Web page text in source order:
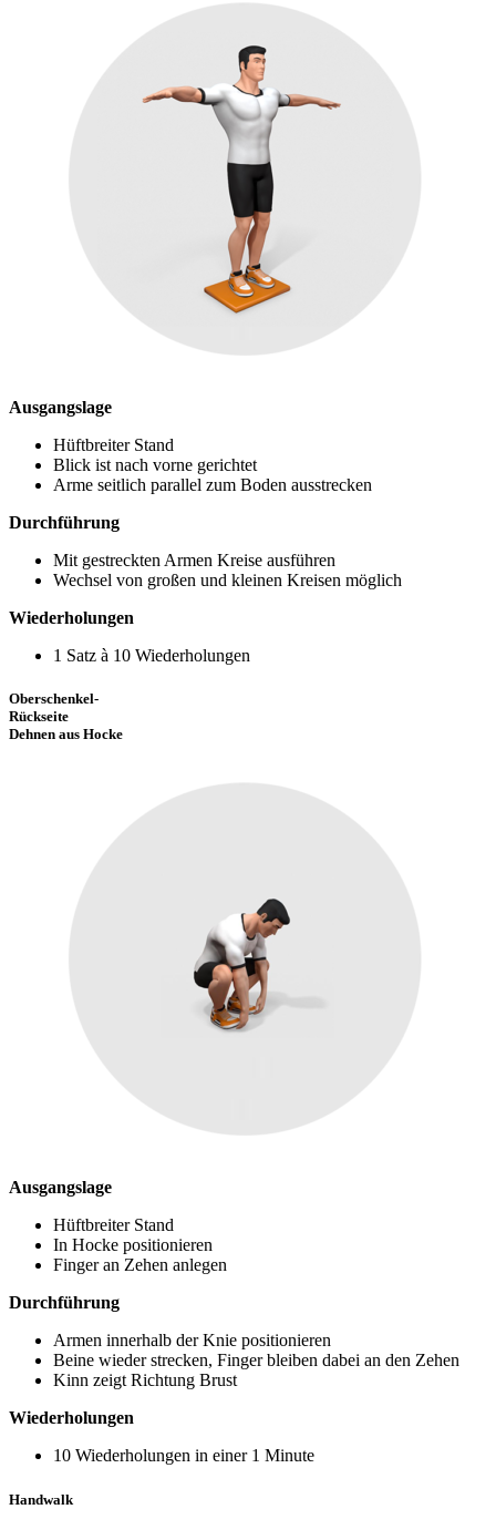
Ausgangslage
Hüftbreiter Stand
Blick ist nach vorne gerichtet
Arme seitlich parallel zum Boden ausstrecken
Durchführung
Mit gestreckten Armen Kreise ausführen
Wechsel von großen und kleinen Kreisen möglich
Wiederholungen
1 Satz à 10 Wiederholungen
Oberschenkel-
Rückseite
Dehnen aus Hocke
Ausgangslage
Hüftbreiter Stand
In Hocke positionieren
Finger an Zehen anlegen
Durchführung
Armen innerhalb der Knie positionieren
Beine wieder strecken, Finger bleiben dabei an den Zehen
Kinn zeigt Richtung Brust
Wiederholungen
10 Wiederholungen in einer 1 Minute
Handwalk